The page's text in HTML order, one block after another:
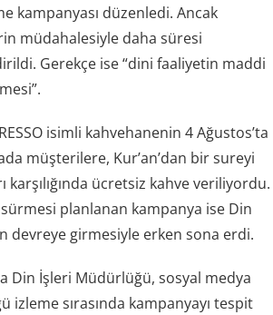
kampanyası düzenledi. Ancak
müdahalesiyle daha süresi
Gerekçe ise “dini faaliyetin maddi
isimli kahvehanenin 4 Ağustos’ta
müşterilere, Kur’an’dan bir sureyi
karşılığında ücretsiz kahve veriliyordu.
sürmesi planlanan kampanya ise Din
devreye girmesiyle erken sona erdi.
Din İşleri Müdürlüğü, sosyal medya
sırasında kampanyayı tespit